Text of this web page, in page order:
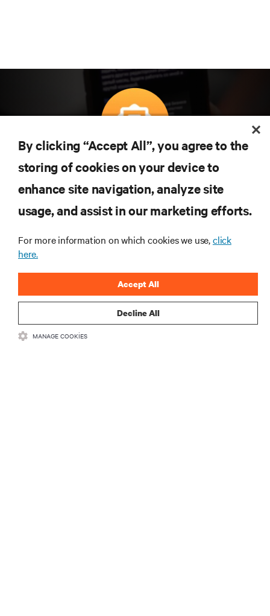
Teknolojideki en son trendleri öğrenmek için
abone olun
Veri merkezi ve altyapı yönetimine ilişkin en son
tartışmalar ve uzman görüşleri ile sektördeki en
önemli konular hakkında düzenli güncel bilgiler
By clicking “Accept All”, you agree to the
storing of cookies on your device to
enhance site navigation, analyze site
usage, and assist in our marketing efforts.
For more information on which cookies we use,click
here.
Decline All
Accept All
MANAGE COOKIES